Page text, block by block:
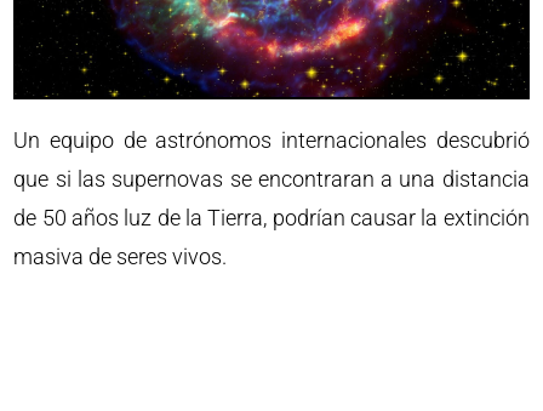
Un equipo de astrónomos internacionales descubrió
que si las supernovas se encontraran a una distancia
de 50 años luz de la Tierra, podrían causar la extinción
masiva de seres vivos.